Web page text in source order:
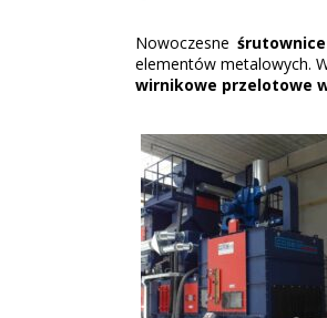
Granit śrutowany -
Grzejniki drabinkowe
H
Hartowanie aluminium
Huty
Nowoczesne
elementów metalowych.
wirnikowe przelotowe